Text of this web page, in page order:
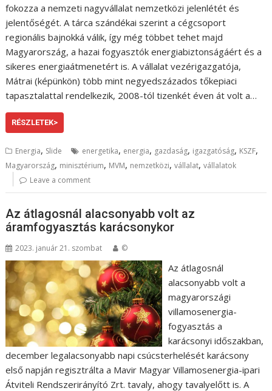
fokozza a nemzeti nagyvállalat nemzetközi jelenlétét és
jelentőségét. A tárca szándékai szerint a cégcsoport
regionális bajnokká válik, így még többet tehet majd
Magyarország, a hazai fogyasztók energiabiztonságáért és a
sikeres energiaátmenetért is. A vállalat vezérigazgatója,
Mátrai (képünkön) több mint negyedszázados tőkepiaci
tapasztalattal rendelkezik, 2008-tól tizenkét éven át volt a…
RÉSZLETEK>
Energia, Slide energetika, energia, gazdaság, igazgatóság, KSZF,
Magyarország, minisztérium, MVM, nemzetközi,vállalat,vállalatok
Leave a comment
Az átlagosnál alacsonyabb volt az
áramfogyasztás karácsonykor
2023. január 21. szombat ©
Az átlagosnál
alacsonyabb volt a
magyarországi
villamosenergia-
fogyasztás a
karácsonyi időszakban,
december legalacsonyabb napi csúcsterhelését karácsony
első napján regisztrálta a Mavir Magyar Villamosenergia-ipari
Átviteli Rendszerirányító Zrt. tavaly, ahogy tavalyelőtt is. A